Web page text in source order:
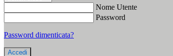
Nome Utente
Password
Password dimenticata?